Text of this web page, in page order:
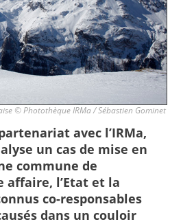
© Photothèque IRMa / Sébastien Gominet
avec l’IRMa,
un cas de mise en
commune de
affaire, l’Etat et la
co-responsables
dans un couloir